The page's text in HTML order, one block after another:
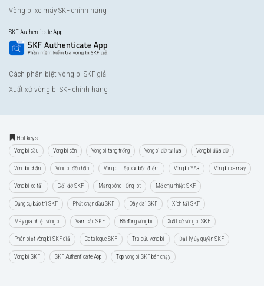
Vòng bi xe máy SKF chính hãng
SKF Authenticate App
Cách phân biệt vòng bi SKF giả
Xuất xứ vòng bi SKF chính hãng
Hot keys:
Vòng bi cầu Vòng bi côn Vòng bi tang trống Vòng bi đỡ tự lựa Vòng bi đũa đỡ
Vòng bi chặn Vòng bi đỡ chặn Vòng bi tiếp xúc bốn điểm Vòng bi YAR Vòng bi xe máy
Vòng bi xe tải Gối đỡ SKF Măng xông - Ống lót Mỡ chịu nhiệt SKF
Dụng cụ bảo trì SKF Phớt chặn dầu SKF Dây đai SKF Xích tải SKF
Máy gia nhiệt vòng bi Vam cảo SKF Bộ đóng vòng bi Xuất xứ vòng bi SKF
Phân biệt vòng bi SKF giả Catalogue SKF Tra cứu vòng bi Đại lý ủy quyền SKF
Vòng bi SKF SKF Authenticate App Top vòng bi SKF bán chạy